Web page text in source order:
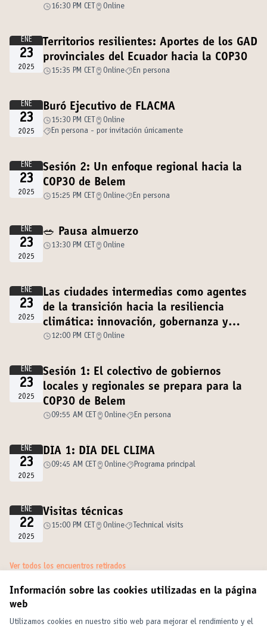
Información sobre las cookies utilizadas en la página
web
Utilizamos cookies en nuestro sitio web para mejorar el rendimiento y el
Sur16:30 PM CET Online
ENE
23
2025
Territorios resilientes: Aportes de los GAD
provinciales del Ecuador hacia la COP30
15:35 PM CET Online En persona
ENE
23
2025
Buró Ejecutivo de FLACMA
15:30 PM CET
Online
En persona - por invitación únicamente
ENE
23
2025
Sesión 2: Un enfoque regional hacia la
COP30 de Belem
15:25 PM CET Online En persona
ENE
23
2025
🥗 Pausa almuerzo
13:30 PM CET Online
ENE
23
2025
Las ciudades intermedias como agentes
de la transición hacia la resiliencia
climática: innovación, gobernanza y
desarrollo local
12:00 PM CET Online
ENE
23
2025
Sesión 1: El colectivo de gobiernos
locales y regionales se prepara para la
COP30 de Belem
09:55 AM CET Online En persona
ENE
23
2025
DÍA 1: DÍA DEL CLIMA
09:45 AM CET Online Programa principal
ENE
22
2025
Visitas técnicas
15:00 PM CET Online Technical visits
Ver todos los encuentros retirados
Términos y condiciones de uso
Configuración de cookies